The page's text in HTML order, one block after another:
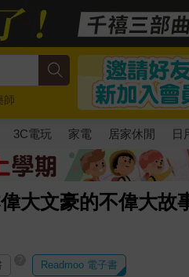
師
3C電玩 家電 居家休閒 日
偉大文豪的不偉大
Readmoo 電子書